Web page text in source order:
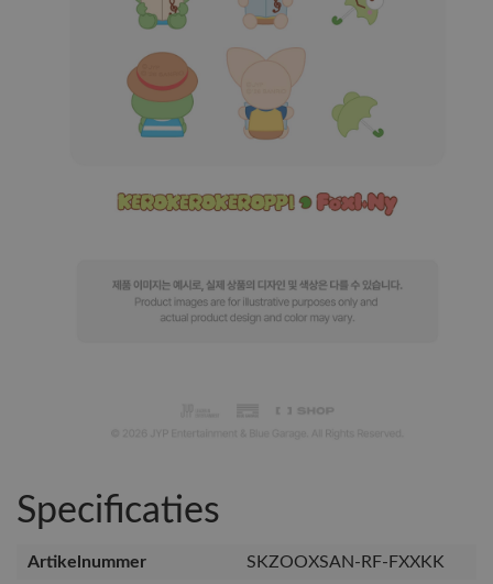
Specificaties
Artikelnummer
SKZOOXSAN-RF-FXXKK